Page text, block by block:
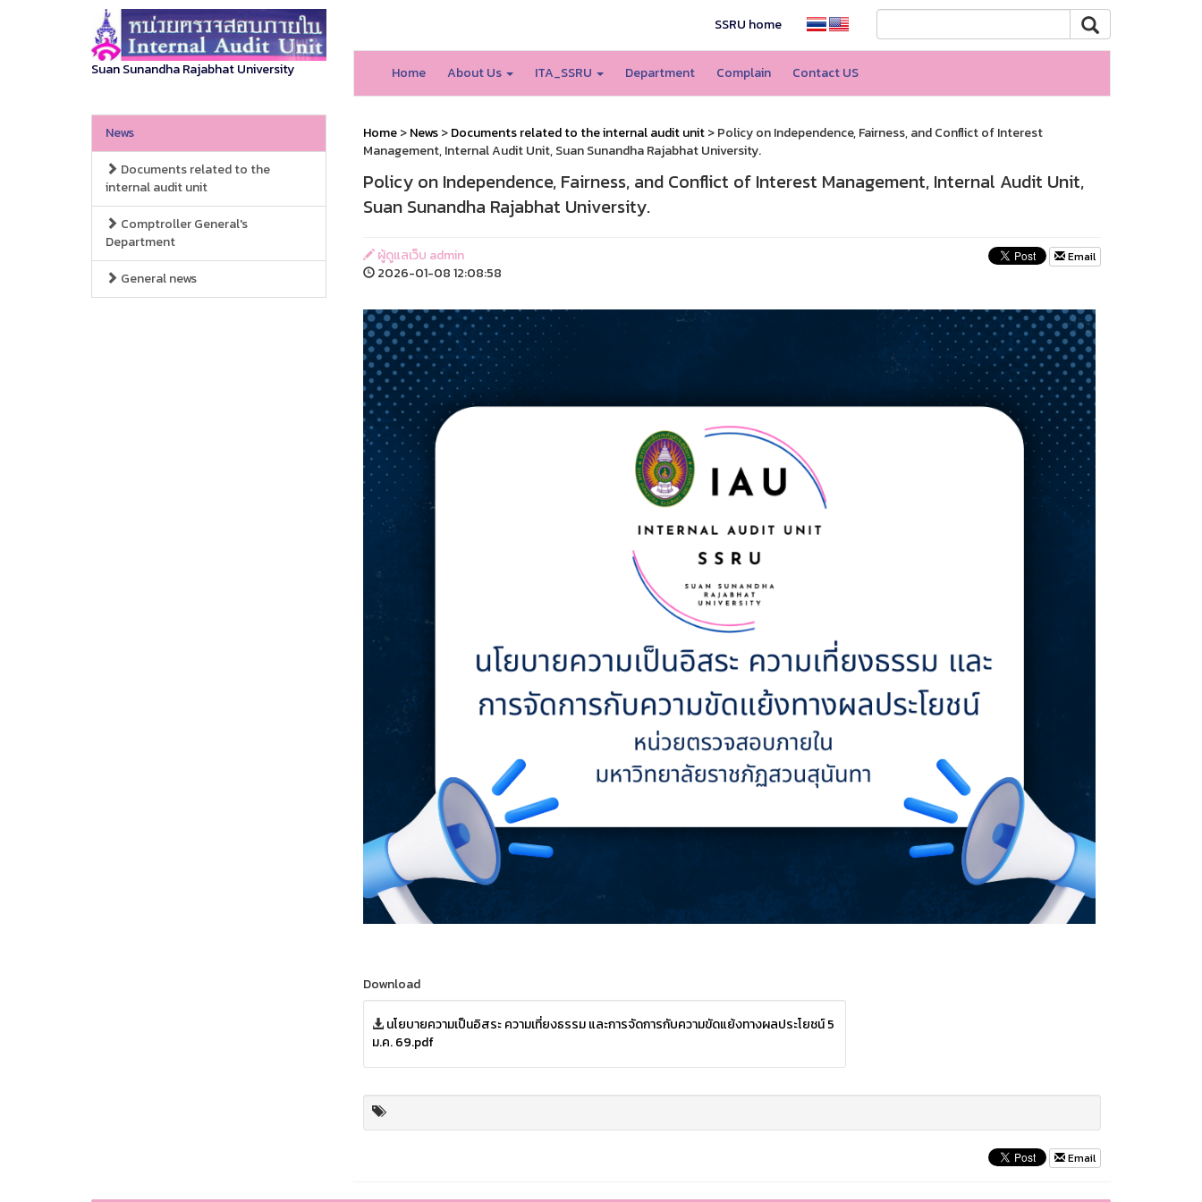
Suan Sunandha Rajabhat University
SSRU home
Home About Us ITA_SSRU Department Complain Contact US
News
Documents related to the
internal audit unit
Comptroller General's
Department
General news
Home>News>Documents related to the internal audit unit> Policy on Independence, Fairness, and Conflict of Interest
Management, Internal Audit Unit, Suan Sunandha Rajabhat University.
Policy on Independence, Fairness, and Conflict of Interest Management, Internal Audit Unit,
Suan Sunandha Rajabhat University.
ผู้ดูแลเว็บ admin
2026-01-08 12:08:58
Email
Download
นโยบายความเป็นอิสระ ความเที่ยงธรรม และการจัดการกับความขัดแย้งทางผลประโยชน์ 5
ม.ค. 69.pdf
Email